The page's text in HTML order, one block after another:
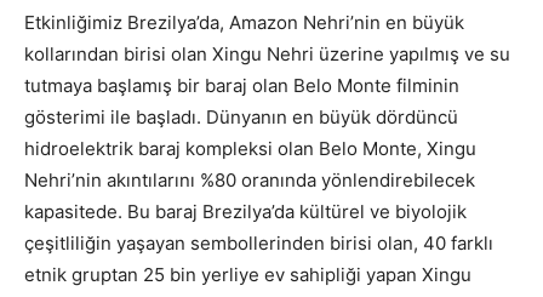
Etkinliğimiz Brezilya’da, Amazon Nehri’nin en büyük
kollarından birisi olan Xingu Nehri üzerine yapılmış ve su
tutmaya başlamış bir baraj olan Belo Monte filminin
gösterimi ile başladı. Dünyanın en büyük dördüncü
hidroelektrik baraj kompleksi olan Belo Monte, Xingu
Nehri’nin akıntılarını %80 oranında yönlendirebilecek
kapasitede. Bu baraj Brezilya’da kültürel ve biyolojik
çeşitliliğin yaşayan sembollerinden birisi olan, 40 farklı
etnik gruptan 25 bin yerliye ev sahipliği yapan Xingu